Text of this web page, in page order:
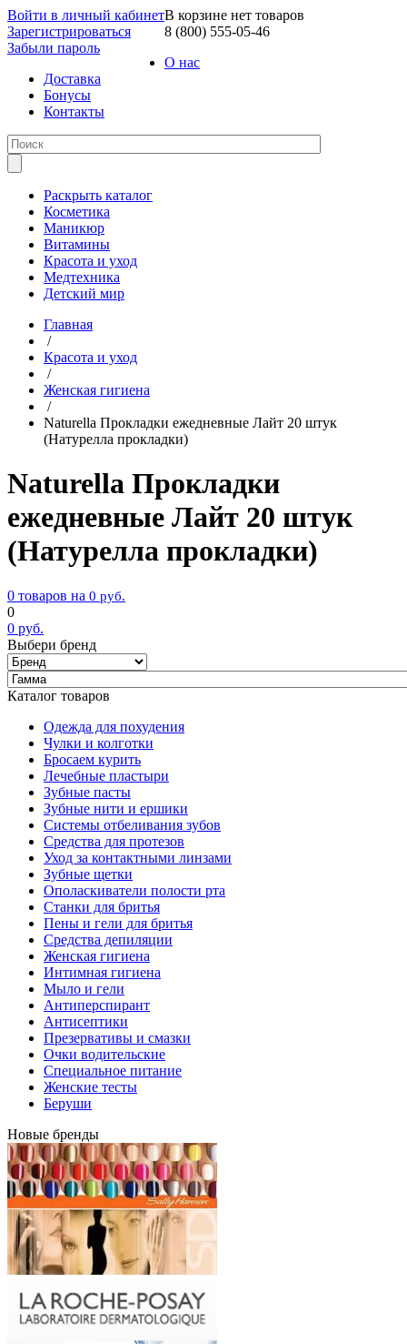
Войти в личный кабинет
Зарегистрироваться
Забыли пароль
В корзине нет товаров
8 (800) 555-05-46
О нас
Доставка
Бонусы
Контакты
Раскрыть каталог
Косметика
Маникюр
Витамины
Красота и уход
Медтехника
Детский мир
Главная
/
Красота и уход
/
Женская гигиена
/
Naturella Прокладки ежедневные Лайт 20 штук
(Натурелла прокладки)
Naturella Прокладки
ежедневные Лайт 20 штук
(Натурелла прокладки)
0 товаров на 0 руб.
0
0 руб.
Выбери бренд
Каталог товаров
Одежда для похудения
Чулки и колготки
Бросаем курить
Лечебные пластыри
Зубные пасты
Зубные нити и ершики
Системы отбеливания зубов
Средства для протезов
Уход за контактными линзами
Зубные щетки
Ополаскиватели полости рта
Станки для бритья
Пены и гели для бритья
Средства депиляции
Женская гигиена
Интимная гигиена
Мыло и гели
Антиперспирант
Антисептики
Презервативы и смазки
Очки водительские
Специальное питание
Женские тесты
Беруши
Новые бренды